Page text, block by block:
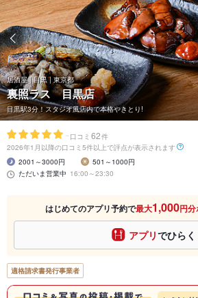
居酒屋 | 目黒 | 東京都
裏照ラス 目黒店
目黒駅3分！スタジオ風店内で本格やきとり!
- 口コミ 62件
2026年1月以降の口コミ5件以上で評点が表示されます
2001～3000円
501～1000円
ただいま営業中 16:00～23:30
はじめてのアプリ予約で最大1,000円
アプリでひらく
適格請求書発行事業者